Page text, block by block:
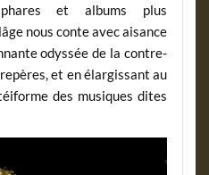
phares et albums plus
nous conte avec aisance
odyssée de la contre-
et en élargissant au
des musiques dites